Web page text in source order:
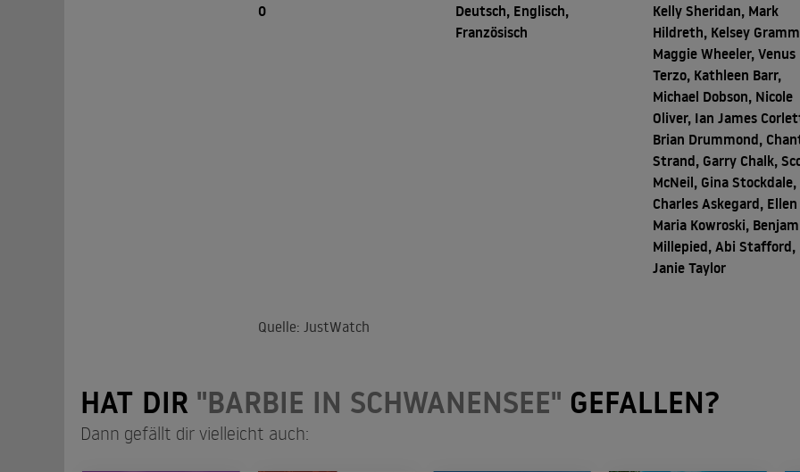
0
Deutsch, Englisch,
Französisch
Kelly Sheridan, Mark
Hildreth, Kelsey
Maggie Wheeler, Venus
Terzo, Kathleen Barr,
Michael Dobson, Nicole
Oliver, Ian James
Brian Drummond,
Strand, Garry Chalk,
McNeil, Gina Stockdale,
Charles Askegard, Ellen
Maria Kowroski,
Millepied, Abi Stafford,
Janie Taylor
Quelle: JustWatch
HAT DIR "BARBIE IN SCHWANENSEE" GEFALLEN?
Dann gefällt dir vielleicht auch: